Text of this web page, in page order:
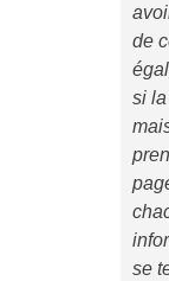
de
si
se